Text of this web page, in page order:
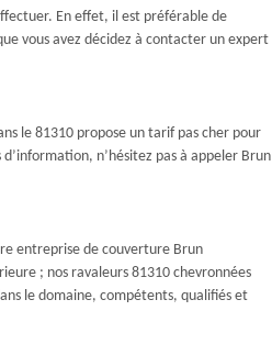
En effet, il est préférable de
vous avez décidez à contacter un expert
le 81310 propose un tarif pas cher pour
n’hésitez pas à appeler Brun
entreprise de couverture Brun
; nos ravaleurs 81310 chevronnées
le domaine, compétents, qualifiés et